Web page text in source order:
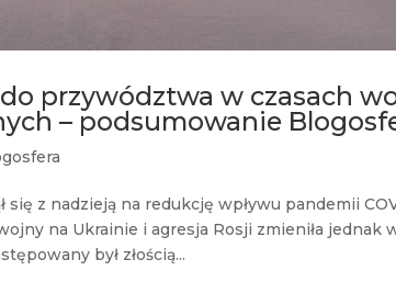
przywództwa w czasach
– podsumowanie
się z nadzieją na redukcję wpływu pandemii
na Ukrainie i agresja Rosji zmieniła jednak
był złością...